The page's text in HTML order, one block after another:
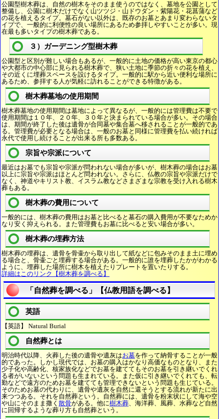
公園型樹木葬は、自然の樹木をそのまま使うのではなく、墓地を公園として
整備し、公園に樹木だけでなく山ツツジ・山ドウダン・紫陽花・花菖蒲など
の花を植えるタイプ。墓石がない以外は、既存のお墓とあまり変わらないタ
イプで、一般的に利便性の良い場所にあるため参拝しやすいことが多い。現
在最も多いタイプの樹木葬である。
３）ガーデニング型樹木葬
公園型と区別が難しい場合もあるが、一般的に土地の価格が高い東京の都心
や大都市の中心部に見られる樹木葬で、狭い土地に季節の折々の花を植え、
その近くに埋葬スペースを設けるタイプ。一般的に駅から近い便利な場所に
あるため、参拝する人が気軽に訪れることができる特徴がある。
樹木葬墓地の使用期間
樹木葬墓地の使用期間は墓地によって異なるが、一般的には管理費は不要で
使用期間は１０年、２０年、３０年と決まられている場合が多い。その場合
は、期間が終了した後は遺骨が合同墓や集合墓へ移されることが一般的であ
る。管理費が必要となる場合は、一般のお墓と同様に管理費を払い続ければ
永代で使用し続けることが出来る所も多数ある。
宗旨や宗派について
最近はお墓でも宗旨や宗派が問われない場合が多いが、樹木葬の場合はお墓
以上に宗旨や宗派はほとんど問われない。さらに、仏教の宗旨や宗派だけで
なく、神道やキリスト教、イスラム教などさまざまな宗教を受け入れる樹木
葬もある。
樹木葬の費用について
一般的には、樹木葬の費用はお墓と比べると墓石の購入費用が不要なためか
なり安く抑えられる。また管理費もお墓に比べると安い場合が多い。
樹木葬の埋葬方法
樹木葬の埋葬は、遺骨を骨壷から取り出して紙などに包みそのまま土に埋め
る場合と、骨壷ごと埋葬する場合がある。一般的に誰を埋葬したかがわかる
ように、埋葬した場所に樹木を植えたりプレートを置いたりする。
詳細はこのリンク【樹木葬を調べる】
「自然葬を調べる」【仏教用語を調べる】
英語
【英語】 Natural Burial
自然葬とは
明治時代以降、火葬した後の遺骨や遺灰はお墓を作って納骨することが一般
的であった。しかし現代では、お墓の購入はかなり高価なものとなり、また
少子化や高齢化、核家族化などでお墓を建ててもそのお墓を引き継いでくれ
る者がいないという問題も生まれている。また仮に引き継いでくれても、転
勤などで遠方のためお墓を建てても管理できないという問題も生じている。
そのためお墓の代わりに、遺骨や遺灰を自然に還そうとする流れが新たに出
来つつある。それを自然葬という。自然葬には、遺骨を粉末状にして海や空
や山にそのまま撒く 散骨がある。他に樹木葬、海洋葬、風葬、水葬など自然
に回帰するような葬り方も自然葬という。